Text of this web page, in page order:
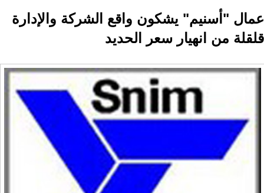
عمال "أسنيم" يشكون واقع الشركة والإدارة
قلقلة من انهيار سعر الحديد